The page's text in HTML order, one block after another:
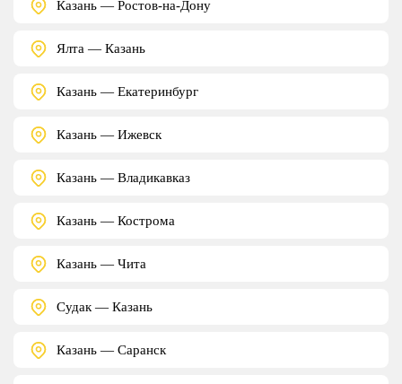
Казань — Ростов-на-Дону
Ялта — Казань
Казань — Екатеринбург
Казань — Ижевск
Казань — Владикавказ
Казань — Кострома
Казань — Чита
Судак — Казань
Казань — Саранск